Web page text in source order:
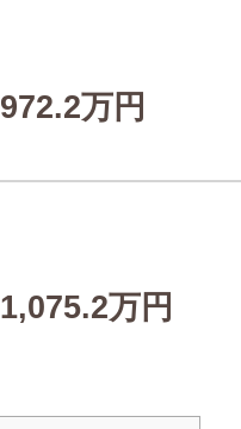
972.2万円
1,075.2万円